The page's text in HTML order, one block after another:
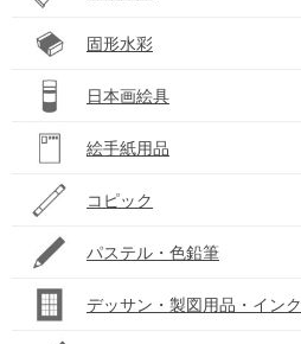
固形水彩
日本画絵具
絵手紙用品
コピック
パステル・色鉛筆
デッサン・製図用品・インク